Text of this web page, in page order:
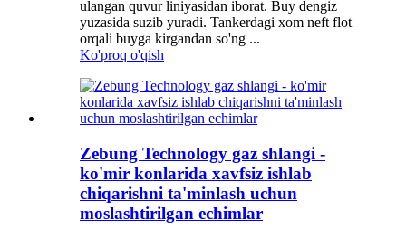
ulangan quvur liniyasidan iborat. Buy dengiz
yuzasida suzib yuradi. Tankerdagi xom neft flot
orqali buyga kirgandan so'ng ...
Ko'proq o'qish
Zebung Technology gaz shlangi -
ko'mir konlarida xavfsiz ishlab
chiqarishni ta'minlash uchun
moslashtirilgan echimlar